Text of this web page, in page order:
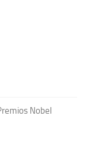
Nobel